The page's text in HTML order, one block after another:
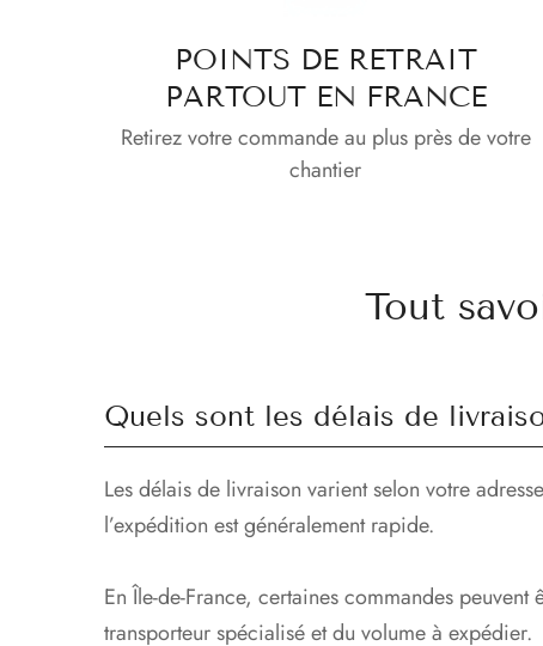
POINTS DE RETRAIT
PARTOUT EN FRANCE
Retirez votre commande au plus près de votre
chantier
Tout
Quels sont les délais de
Les délais de livraison varient selon votre
l’expédition est généralement rapide.
En Île-de-France, certaines commandes
transporteur spécialisé et du volume à expédier.